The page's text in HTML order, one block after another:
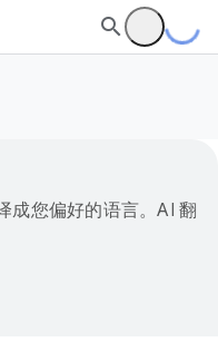
成您偏好的语言。AI 翻